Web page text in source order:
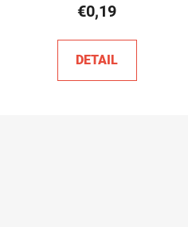
€0,19
DETAIL